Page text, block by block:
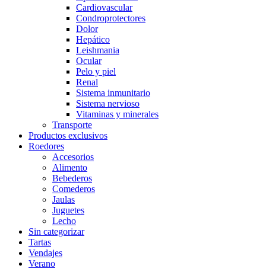
Cardiovascular
Condroprotectores
Dolor
Hepático
Leishmania
Ocular
Pelo y piel
Renal
Sistema inmunitario
Sistema nervioso
Vitaminas y minerales
Transporte
Productos exclusivos
Roedores
Accesorios
Alimento
Bebederos
Comederos
Jaulas
Juguetes
Lecho
Sin categorizar
Tartas
Vendajes
Verano